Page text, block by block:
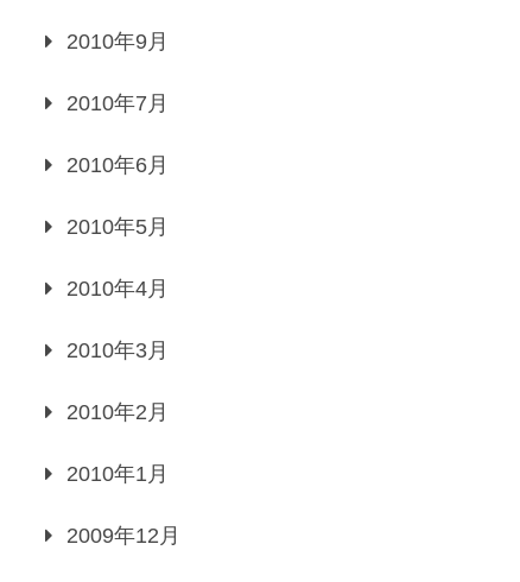
2010年9月
2010年7月
2010年6月
2010年5月
2010年4月
2010年3月
2010年2月
2010年1月
2009年12月